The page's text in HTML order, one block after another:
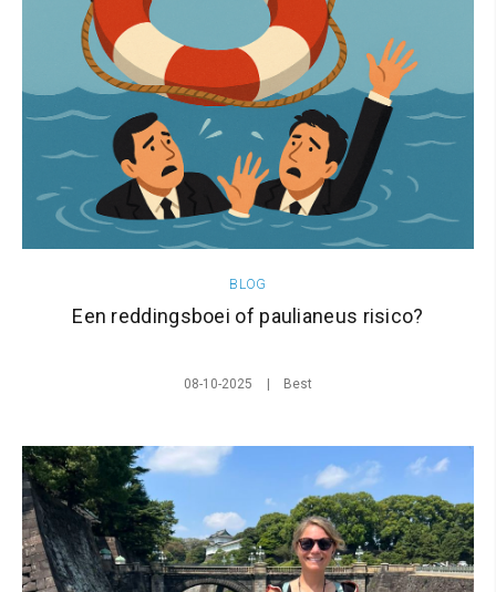
BLOG
Een reddingsboei of paulianeus risico?
08-10-2025 Best